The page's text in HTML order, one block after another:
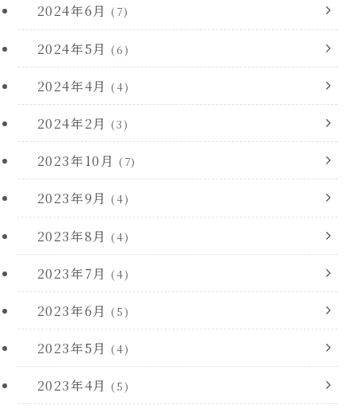
2024年6月 (7)
2024年5月 (6)
2024年4月 (4)
2024年2月 (3)
2023年10月 (7)
2023年9月 (4)
2023年8月 (4)
2023年7月 (4)
2023年6月 (5)
2023年5月 (4)
2023年4月 (5)